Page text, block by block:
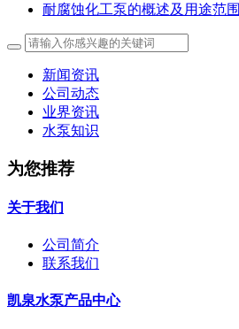
耐腐蚀化工泵的概述及用途范围
新闻资讯
公司动态
业界资讯
水泵知识
为您推荐
关于我们
公司简介
联系我们
凯泉水泵产品中心